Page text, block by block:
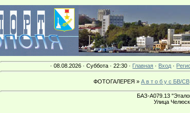
· 08.08.2026 · Суббота · 22:30 · Главная · Вход ·
ФОТОГАЛЕРЕЯ » А в т о б у с БВ/СВ
БАЗ-А079.13
Улица